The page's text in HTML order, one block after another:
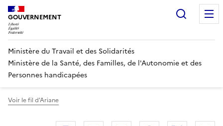
Panneau de gestion des cookies
GOUVERNEMENT
Ministère du Travail et des Solidarités
Ministère de la Santé, des Familles, de l'Autonomie et des
Personnes handicapées
Voir le fil d'Ariane